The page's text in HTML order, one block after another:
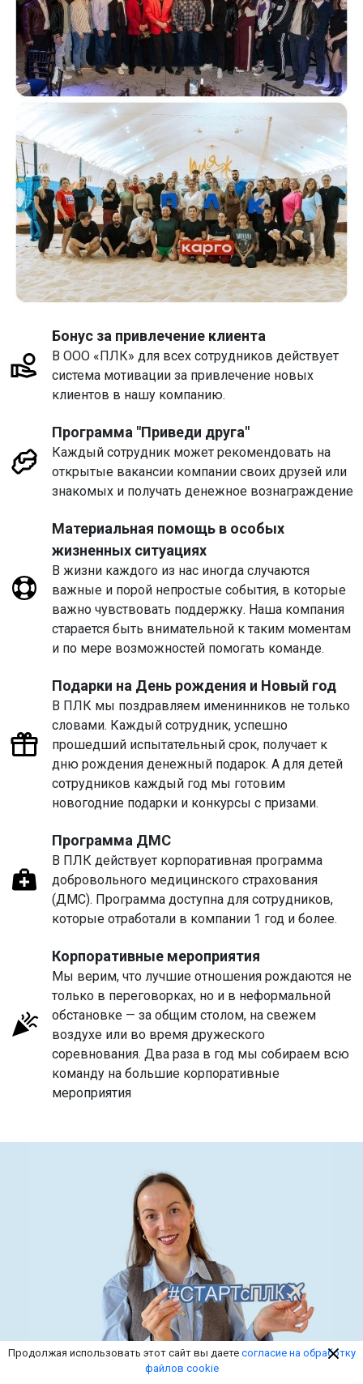
Бонус за привлечение клиента
В ООО «ПЛК» для всех сотрудников действует
система мотивации за привлечение новых
клиентов в нашу компанию.
Программа "Приведи друга"
Каждый сотрудник может рекомендовать на
открытые вакансии компании своих друзей или
знакомых и получать денежное вознаграждение
Материальная помощь в особых
жизненных ситуациях
В жизни каждого из нас иногда случаются
важные и порой непростые события, в которые
важно чувствовать поддержку. Наша компания
старается быть внимательной к таким моментам
и по мере возможностей помогать команде.
Подарки на День рождения и Новый год
В ПЛК мы поздравляем именинников не только
словами. Каждый сотрудник, успешно
прошедший испытательный срок, получает к
дню рождения денежный подарок. А для детей
сотрудников каждый год мы готовим
новогодние подарки и конкурсы с призами.
Программа ДМС
В ПЛК действует корпоративная программа
добровольного медицинского страхования
(ДМС). Программа доступна для сотрудников,
которые отработали в компании 1 год и более.
Корпоративные мероприятия
Мы верим, что лучшие отношения рождаются не
только в переговорках, но и в неформальной
обстановке — за общим столом, на свежем
воздухе или во время дружеского
соревнования. Два раза в год мы собираем всю
команду на большие корпоративные
мероприятия
Продолжая использовать этот сайт вы даете согласие на обработку
файлов cookie